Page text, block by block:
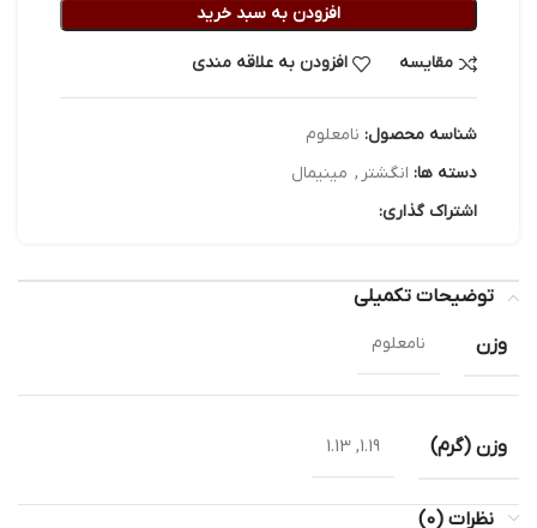
افزودن به سبد خرید
مقایسه افزودن به علاقه مندی
شناسه محصول: نامعلوم
دسته ها: انگشتر , مینیمال
اشتراک گذاری:
توضیحات تکمیلی
وزن
نامعلوم
وزن (گرم) 1.19, 1.13
نظرات (0)